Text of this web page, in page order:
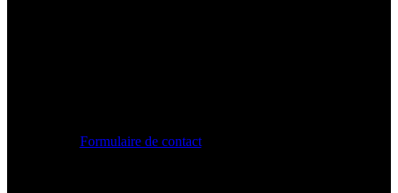
Formulaire de contact